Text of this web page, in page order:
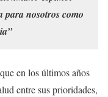
nosotros como
en los últimos años
entre sus prioridades,